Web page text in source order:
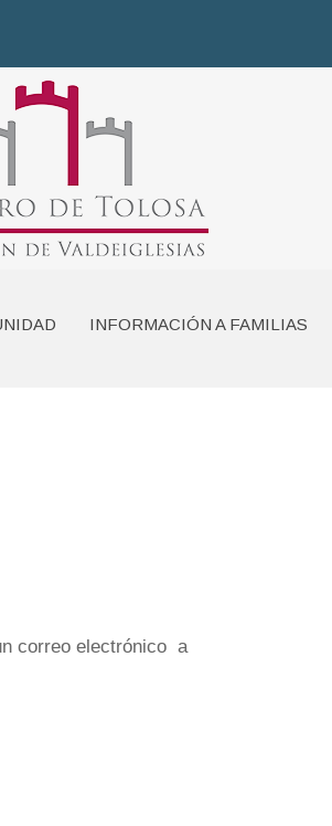
INFORMACIÓN A FAMILIAS
correo electrónico a